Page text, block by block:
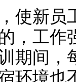
新员工
，工作
期间，
环境也